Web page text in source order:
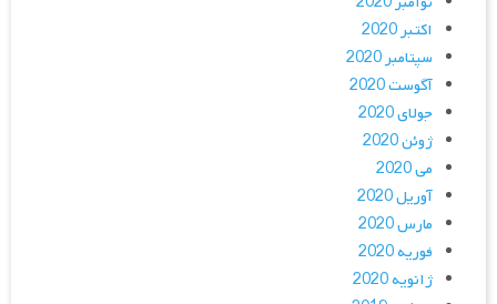
اکتبر 2020
سپتامبر 2020
آگوست 2020
جولای 2020
ژوئن 2020
می 2020
آوریل 2020
مارس 2020
فوریه 2020
ژانویه 2020